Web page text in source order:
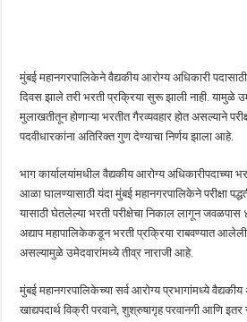
मुंबई महानगरपालिकेने वैद्यकीय आरोग्य अधिकारी
दिवस झाले तरी भरती प्रक्रिया सुरू झाली नाही. यामुळे
मुलाखतीतून होणाऱ्या भरतीत गैरव्यवहार होत असल्याने
पदवीधारकांना अतिरिक्त गुण देण्याचा निर्णय झाला आहे.
भाग कार्यालयांमधील वैद्यकीय आरोग्य अधिकारीपदाच्या
आळा घालण्यासाठी यंदा मुंबई महानगरपालिकेने परीक्षा
यासाठी घेतलेल्या भरती परीक्षेचा निकाल लागून
अद्याप महापालिकेकडून भरती प्रक्रिया राबवण्यात आलेली
असल्यामुळे उमेदवारांमध्ये तीव्र नाराजी आहे.
मुंबई महानगरपालिकेच्या सर्व आरोग्य प्रभागांमध्ये
खाद्यपदार्थ विक्री परवाने, शुश्रुषागृह परवानगी आणि